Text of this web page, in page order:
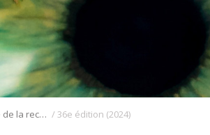
Journée annuelle de la recherche en ophtalmologie de l’Université de Montréal /36e édition (2024)